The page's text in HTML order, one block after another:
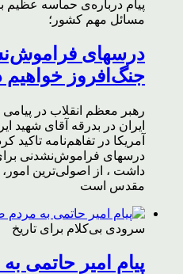
پیام درباره‌ی حماسه عظیم
مسائل مهم کشور؛
درسهای
جنگ‌افروز
رهبر معظم انقلاب در
ایران در بدرقه آقای شهید
آمریکا در تفاهم‌نامه تاکید
درسهای فراموش‌نشدنی
داشت ، از اصولی‌ترین
مقدس است
سرودی بی‌کلام برای تاریخ
پیام امیر حاتمی